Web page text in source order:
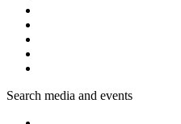
Search media and events